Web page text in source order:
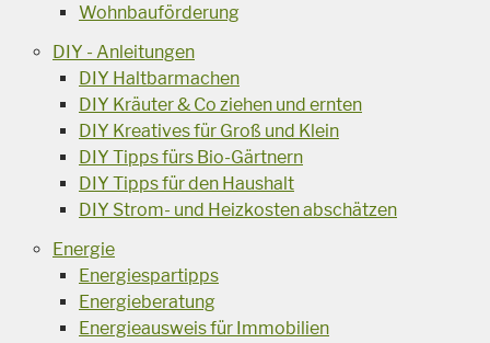
Wohnbauförderung
DIY - Anleitungen
DIY Haltbarmachen
DIY Kräuter & Co ziehen und ernten
DIY Kreatives für Groß und Klein
DIY Tipps fürs Bio-Gärtnern
DIY Tipps für den Haushalt
DIY Strom- und Heizkosten abschätzen
Energie
Energiespartipps
Energieberatung
Energieausweis für Immobilien